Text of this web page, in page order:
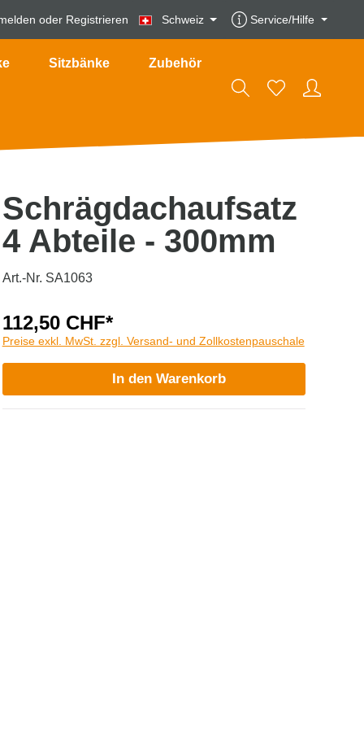
oder Registrieren Schweiz Service/Hilfe
Sitzbänke Zubehör
Schrägdachaufsatz
4 Abteile - 300mm
Art.-Nr. SA1063
112,50 CHF*
Preise exkl. MwSt. zzgl. Versand- und Zollkostenpauschale
In den Warenkorb